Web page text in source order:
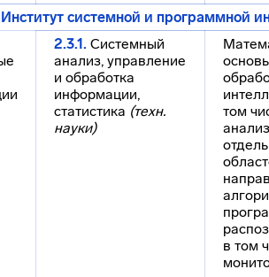
Институт системной и программной
2.3.1. Системный
анализ, управление
и обработка
информации,
статистика (техн.
науки)
том
в том